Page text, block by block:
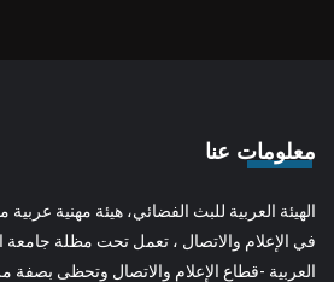
معلومات عنا
الهيئة العربية للبث الفضائي، هيئة مهنية
في الإعلام والاتصال ، تعمل تحت مظلة جامعة
العربية -قطاع الإعلام والاتصال وتحظى